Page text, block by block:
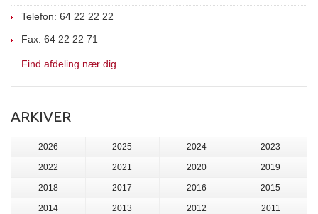
Telefon: 64 22 22 22
Fax: 64 22 22 71
Find afdeling nær dig
ARKIVER
2026 2025 2024 2023
2022 2021 2020 2019
2018 2017 2016 2015
2014 2013 2012 2011